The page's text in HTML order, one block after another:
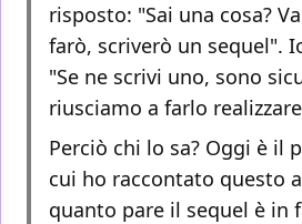
risposto: "Sai una cosa?
farò, scriverò un sequel".
"Se ne scrivi uno, sono
riusciamo a farlo
Perciò chi lo sa? Oggi è il
cui ho raccontato questo
quanto pare il sequel è in